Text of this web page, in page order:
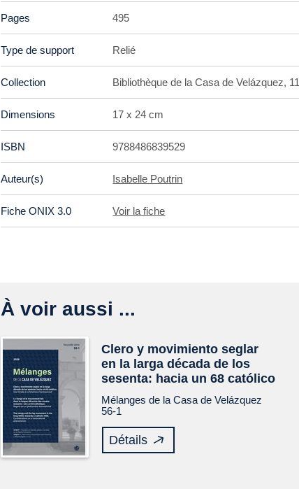
Pages 495
Type de support Relié
Collection Bibliothèque de la Casa de Velázquez, 11
Dimensions 17 x 24 cm
ISBN 9788486839529
Auteur(s) Isabelle Poutrin
Fiche ONIX 3.0 Voir la fiche
À voir aussi ...
Clero y movimiento seglar
en la larga década de los
sesenta: hacia un 68 católico
Mélanges de la Casa de Velázquez
56-1
Détails